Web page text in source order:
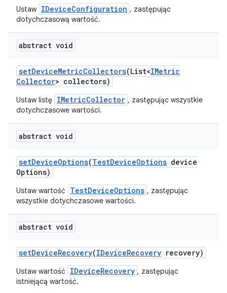
Ustaw IDeviceConfiguration , zastępując
dotychczasową wartość.
abstract void
setDeviceMetricCollectors(List<IMetric
Collector> collectors)
Ustaw listę IMetricCollector , zastępując wszystkie
dotychczasowe wartości.
abstract void
setDeviceOptions(TestDeviceOptions device
Options)
Ustaw wartość TestDeviceOptions , zastępując
wszystkie dotychczasowe wartości.
abstract void
setDeviceRecovery(IDeviceRecovery recovery)
Ustaw wartość IDeviceRecovery , zastępując
istniejącą wartość.